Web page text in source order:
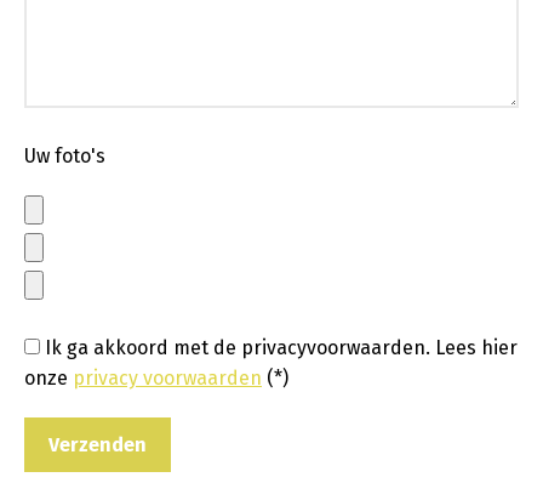
Uw foto's
Ik ga akkoord met de privacyvoorwaarden. Lees hier
onze privacy voorwaarden (*)